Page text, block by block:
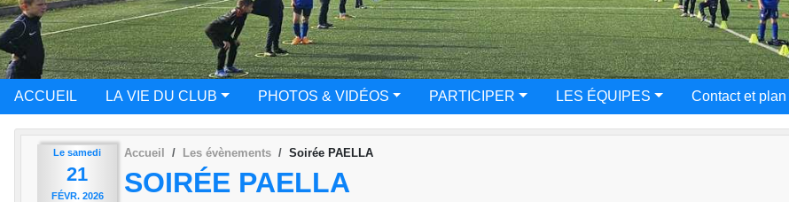
ACCUEIL LA VIE DU CLUB PHOTOS & VIDÉOS PARTICIPER LES ÉQUIPES Contact et plan
Le samedi
21
FÉVR. 2026
Accueil Les évènements Soirée PAELLA
SOIRÉE PAELLA